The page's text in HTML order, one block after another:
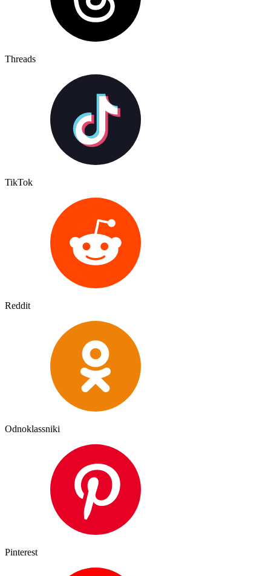
Threads
TikTok
Reddit
Odnoklassniki
Pinterest